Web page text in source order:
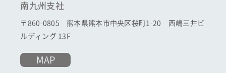
南九州支社
〒860-0805 熊本県熊本市中央区桜町1-20 西嶋三井ビ
ルディング 13F
MAP